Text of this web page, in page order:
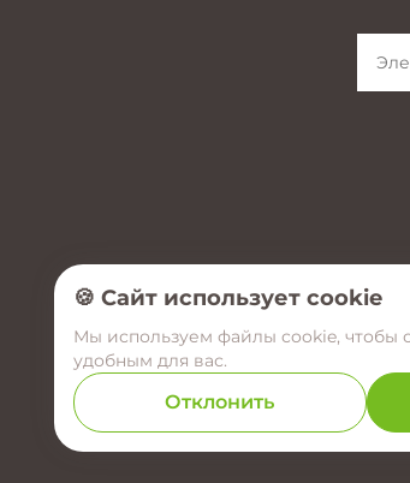
🍪 Сайт использует cookie
Мы используем файлы cookie, чтобы
удобным для вас.
Отклонить